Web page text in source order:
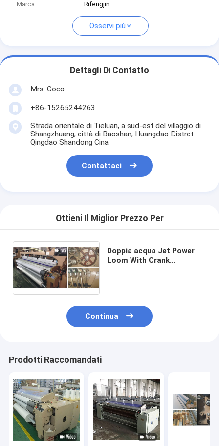
Marca
Rifengjin
Osservi più
Dettagli Di Contatto
Mrs. Coco
+86-15265244263
Strada orientale di Tieluan, a sud-est del villaggio di
Shangzhuang, città di Baoshan, Huangdao Distrct
Qingdao Shandong Cina
Contattaci
Ottieni Il Miglior Prezzo Per
Doppia acqua Jet Power
Loom With Crank
Continua
Prodotti Raccomandati